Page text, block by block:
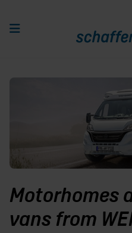
Motorhomes
vans from